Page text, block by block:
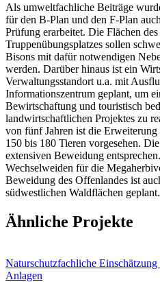
Als umweltfachliche Beiträge
für den B-Plan und den F-Plan
Prüfung erarbeitet. Die Flächen des
Truppenübungsplatzes sollen
Bisons mit dafür notwendigen
werden. Darüber hinaus ist ein
Verwaltungsstandort u.a. mit
Informationszentrum geplant, um
Bewirtschaftung und touristisch
landwirtschaftlichen Projektes zu
von fünf Jahren ist die
150 bis 180 Tieren vorgesehen.
extensiven Beweidung
Wechselweiden für die
Beweidung des Offenlandes ist
südwestlichen Waldflächen geplant.
Ähnliche Projekte
Naturschutzfachliche
Anlagen